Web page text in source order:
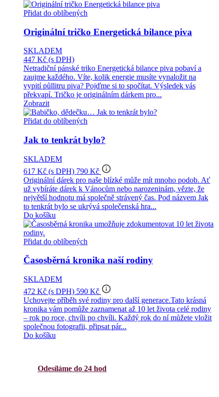
Přidat do oblíbených
Originální tričko Energetická bilance piva
SKLADEM
447 Kč (s DPH)
Netradiční pánské triko Energetická bilance piva pobaví a
zaujme každého. Víte, kolik energie musíte vynaložit na
vypití půllitru piva? Pojďme si to spočítat. Výsledek vás
překvapí. Tričko je originálním dárkem pro...
Zobrazit
Přidat do oblíbených
Jak to tenkrát bylo?
SKLADEM
617 Kč (s DPH) 790 Kč info_outline
Originální dárek pro naše blízké může mít mnoho podob. Ať
už vybíráte dárek k Vánocům nebo narozeninám, vězte, že
největší hodnotu má společně strávený čas. Pod názvem Jak
to tenkrát bylo se ukrývá společenská hra...
Do košíku
Přidat do oblíbených
Časosběrná kronika naší rodiny
SKLADEM
472 Kč (s DPH) 590 Kč info_outline
Uchovejte příběh své rodiny pro další generace.Tato krásná
kronika vám pomůže zaznamenat až 10 let života celé rodiny
– rok po roce, chvíli po chvíli. Každý rok do ní můžete vložit
společnou fotografii, připsat pár...
Do košíku
Odesíláme do 24 hod